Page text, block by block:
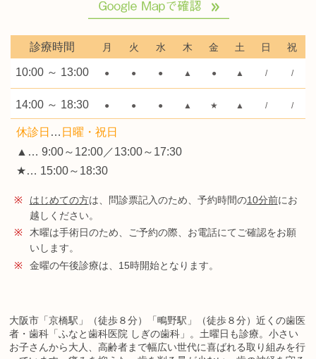
診療時間 月 火 水 木 金 土 日 祝
10:00 ～ 13:00 ● ● ● ▲ ● ▲ / /
14:00 ～ 18:30 ● ● ● ▲ ★ ▲ / /
休診日 … 日曜・祝日
▲… 9:00～12:00／13:00～17:30
★… 15:00～18:30
※ はじめての方は、問診票記入のため、予約時間の10分前にお
越しください。
※
木曜は手術日のため、ご予約の際、お電話にてご確認をお願
いします。
※
金曜の午後診療は、15時開始となります。
大阪市「京橋駅」（徒歩８分）「鴫野駅」（徒歩８分）近くの歯医
者・歯科「ふなと歯科医院 しぎの歯科」。土曜日も診療。小さい
お子さんから大人、高齢者まで幅広い世代に喜ばれる取り組みを行